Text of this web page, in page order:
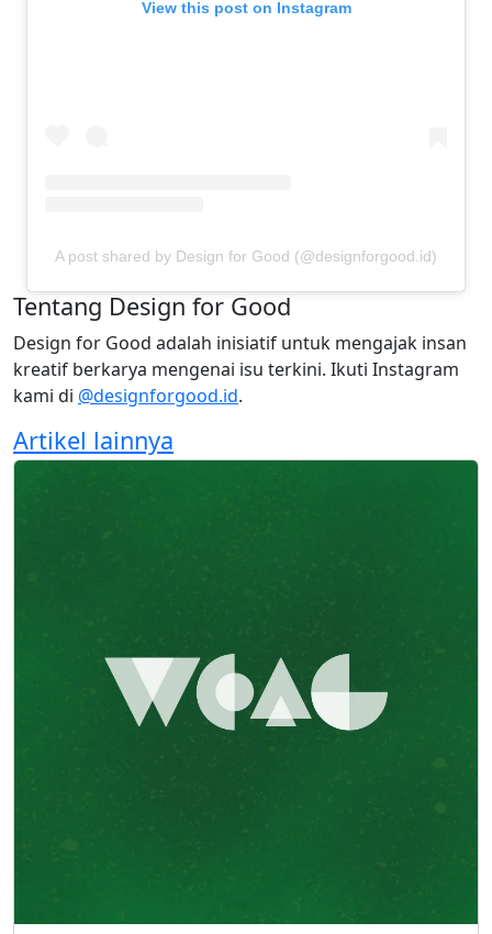
View this post on Instagram
A post shared by Design for Good (@designforgood.id)
Tentang Design for Good
Design for Good adalah inisiatif untuk mengajak insan
kreatif berkarya mengenai isu terkini. Ikuti Instagram
kami di @designforgood.id.
Artikel lainnya